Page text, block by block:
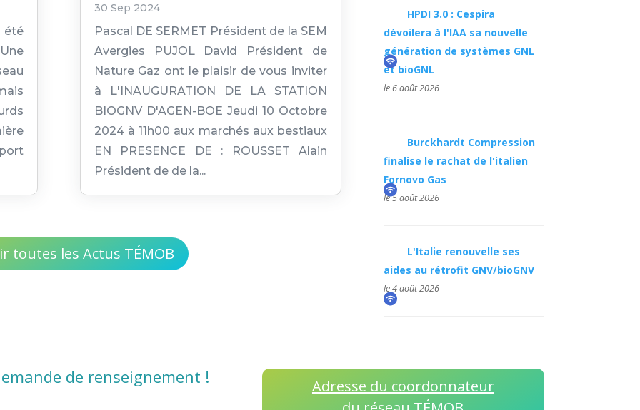
été
30 Sep 2024
Pascal DE SERMET Président de la SEM
Avergies PUJOL David Président de
Nature Gaz ont le plaisir de vous inviter
à L'INAUGURATION DE LA STATION
BIOGNV D'AGEN-BOE Jeudi 10 Octobre
2024 à 11h00 aux marchés aux bestiaux
EN PRESENCE DE : ROUSSET Alain
Président de de la...
toutes les Actus TÉMOB
HPDI 3.0 : Cespira
dévoilera à l'IAA sa nouvelle
génération de systèmes GNL
et bioGNL
le 6 août 2026
Burckhardt Compression
finalise le rachat de l'italien
Fornovo Gas
le 5 août 2026
L'Italie renouvelle ses
aides au rétrofit GNV/bioGNV
le 4 août 2026
de renseignement !
Adresse du coordonnateur